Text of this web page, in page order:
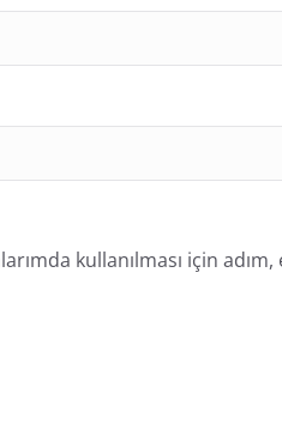
kullanılması için